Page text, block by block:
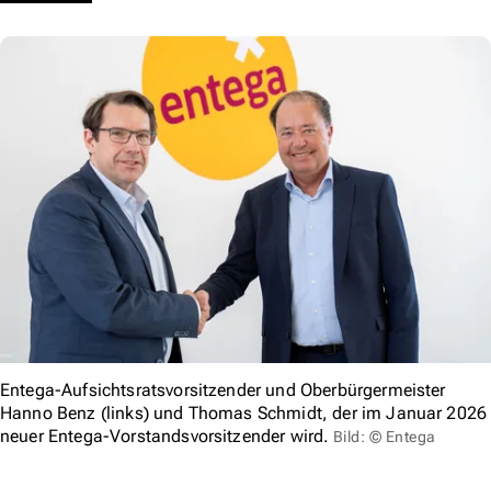
Entega-Aufsichtsratsvorsitzender und Oberbürgermeister
Hanno Benz (links) und Thomas Schmidt, der im Januar 2026
neuer Entega-Vorstandsvorsitzender wird. Bild: © Entega